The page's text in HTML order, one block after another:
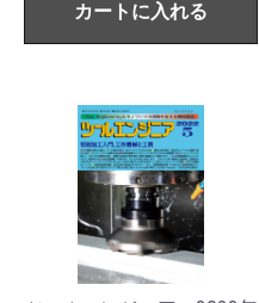
カートに入れる